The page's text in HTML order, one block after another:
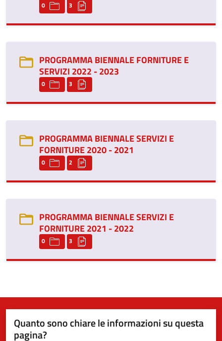
0 3
PROGRAMMA BIENNALE FORNITURE E
SERVIZI 2022 - 2023
0 3
PROGRAMMA BIENNALE SERVIZI E
FORNITURE 2020 - 2021
0 2
PROGRAMMA BIENNALE SERVIZI E
FORNITURE 2021 - 2022
0 3
Quanto sono chiare le informazioni su questa
pagina?